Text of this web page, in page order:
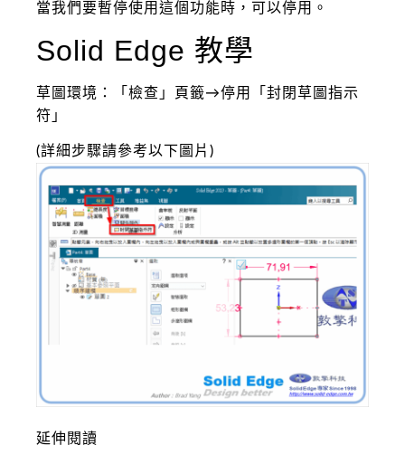
當我們要暫停使用這個功能時，可以停用。
Solid Edge 教學
草圖環境：「檢查」頁籤→停用「封閉草圖指示
符」
(詳細步驟請參考以下圖片)
延伸閱讀